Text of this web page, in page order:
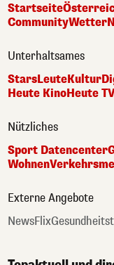
Startseite
CommunityWetter
Unterhaltsames
StarsLeuteKultur
Heute KinoHeute
Nützliches
Sport Datencenter
Wohnen
Externe Angebote
NewsFlix